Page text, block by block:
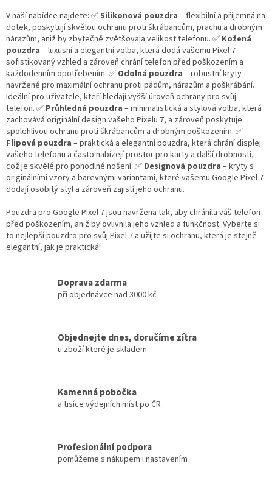
V naší nabídce najdete: ✅Silikonová pouzdra – flexibilní a příjemná na
dotek, poskytují skvělou ochranu proti škrábancům, prachu a drobným
nárazům, aniž by zbytečně zvětšovala velikost telefonu. ✅ Kožená
pouzdra – luxusní a elegantní volba, která dodá vašemu Pixel 7
sofistikovaný vzhled a zároveň chrání telefon před poškozením a
každodenním opotřebením. ✅ Odolná pouzdra – robustní kryty
navržené pro maximální ochranu proti pádům, nárazům a poškrábání.
Ideální pro uživatele, kteří hledají vyšší úroveň ochrany pro svůj
telefon. ✅ Průhledná pouzdra – minimalistická a stylová volba, která
zachovává originální design vašeho Pixelu 7, a zároveň poskytuje
spolehlivou ochranu proti škrábancům a drobným poškozením. ✅
Flipová pouzdra – praktická a elegantní pouzdra, která chrání displej
vašeho telefonu a často nabízejí prostor pro karty a další drobnosti,
což je skvélé pro pohodlné nošení. ✅ Designová pouzdra – kryty s
originálními vzory a barevnými variantami, které vašemu Google Pixel 7
dodají osobitý styl a zároveň zajistí jeho ochranu.
Pouzdra pro Google Pixel 7 jsou navržena tak, aby chránila váš telefon
před poškozením, aniž by ovlivnila jeho vzhled a funkčnost. Vyberte si
to nejlepší pouzdro pro svůj Pixel 7 a užijte si ochranu, která je stejně
elegantní, jak je praktická!
Doprava zdarma
při objednávce nad 3000 kč
Objednejte dnes, doručíme zítra
u zboží které je skladem
Kamenná pobočka
a tisíce výdejních míst po ČR
Profesionální podpora
pomůžeme s nákupem i nastavením